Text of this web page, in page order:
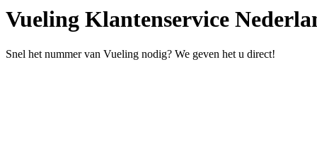
Vueling Klantenservice
Snel het nummer van Vueling nodig? We geven het u direct!